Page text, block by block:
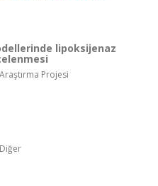
lipoksijenaz
Projesi